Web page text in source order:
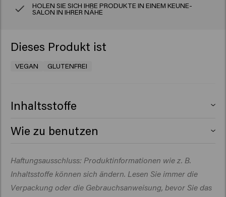
HOLEN SIE SICH IHRE PRODUKTE IN EINEM KEUNE-
SALON IN IHRER NÄHE
Dieses Produkt ist
VEGAN GLUTENFREI
Inhaltsstoffe
Chloride, Glycerin, Isopropyl Myristate, Propylene
Quaternium-87, Amodimethicone, Citric Acid, Isopropyl
Alcohol, Parfum (Fragrance), Silicone Quaternium-22,
Sodium Benzoate, Dipropylene Glycol, Butyrospermum
Wie zu benutzen
einmassieren und 3–5 Minuten einwirken lassen.
Eventuell ein warmes Handtuch um den Kopf wickeln.
Gründlich ausspülen und mit dem Handtuch trocknen.
Haftungsausschluss: Produktinformationen wie z. B.
Inhaltsstoffe können sich ändern. Lesen Sie immer die
Verpackung oder die Gebrauchsanweisung, bevor Sie das